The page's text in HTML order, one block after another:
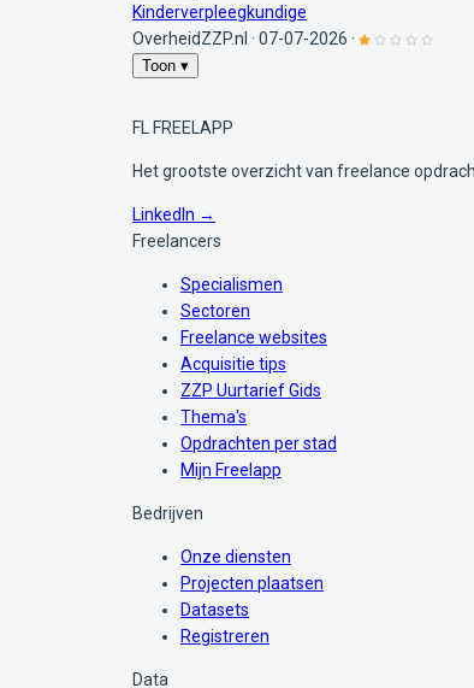
Kinderverpleegkundige
OverheidZZP.nl · 07-07-2026 ·
Toon ▾
FL FREELAPP
Het grootste overzicht van freelance
LinkedIn →
Freelancers
Specialismen
Sectoren
Freelance websites
Acquisitie tips
ZZP Uurtarief Gids
Thema's
Opdrachten per stad
Mijn Freelapp
Bedrijven
Onze diensten
Projecten plaatsen
Datasets
Registreren
Data